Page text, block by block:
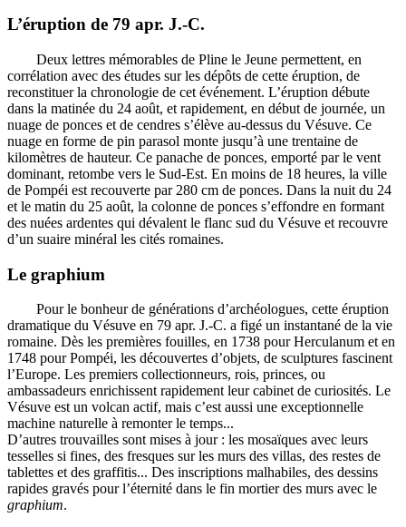
L’éruption de 79 apr. J.-C.
Deux lettres mémorables de Pline le Jeune permettent, en
corrélation avec des études sur les dépôts de cette éruption, de
reconstituer la chronologie de cet événement. L’éruption débute
dans la matinée du 24 août, et rapidement, en début de journée, un
nuage de ponces et de cendres s’élève au-dessus du Vésuve. Ce
nuage en forme de pin parasol monte jusqu’à une trentaine de
kilomètres de hauteur. Ce panache de ponces, emporté par le vent
dominant, retombe vers le Sud-Est. En moins de 18 heures, la ville
de Pompéi est recouverte par 280 cm de ponces. Dans la nuit du 24
et le matin du 25 août, la colonne de ponces s’effondre en formant
des nuées ardentes qui dévalent le flanc sud du Vésuve et recouvre
d’un suaire minéral les cités romaines.
Le graphium
Pour le bonheur de générations d’archéologues, cette éruption
dramatique du Vésuve en 79 apr. J.-C. a figé un instantané de la vie
romaine. Dès les premières fouilles, en 1738 pour Herculanum et en
1748 pour Pompéi, les découvertes d’objets, de sculptures fascinent
l’Europe. Les premiers collectionneurs, rois, princes, ou
ambassadeurs enrichissent rapidement leur cabinet de curiosités. Le
Vésuve est un volcan actif, mais c’est aussi une exceptionnelle
machine naturelle à remonter le temps...
D’autres trouvailles sont mises à jour : les mosaïques avec leurs
tesselles si fines, des fresques sur les murs des villas, des restes de
tablettes et des graffitis... Des inscriptions malhabiles, des dessins
rapides gravés pour l’éternité dans le fin mortier des murs avec le
graphium.